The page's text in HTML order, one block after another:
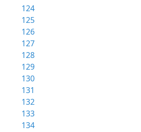
124
125
126
127
128
129
130
131
132
133
134